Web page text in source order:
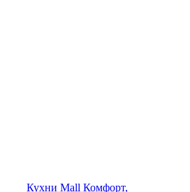
Кухни Mall Комфорт,